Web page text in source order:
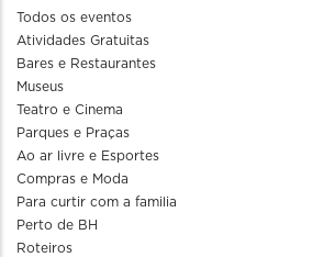
Todos os eventos
Atividades Gratuitas
Bares e Restaurantes
Museus
Teatro e Cinema
Parques e Praças
Ao ar livre e Esportes
Compras e Moda
Para curtir com a familia
Perto de BH
Roteiros